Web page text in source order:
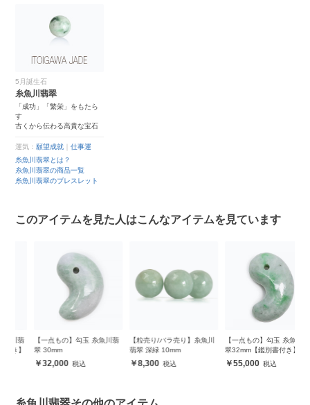
5月誕生石
糸魚川翡翠
「成功」「繁栄」をもたら
す
古くから伝わる高貴な宝石
運気： 願望成就 ｜仕事運
糸魚川翡翠とは？
糸魚川翡翠の商品一覧
糸魚川翡翠のブレスレット
このアイテムを見た人はこんなアイテムを見ています
【一点もの】勾玉 糸魚川翡
翠 30mm
32,000
【粒売り/バラ売り】糸魚川
翡翠 深緑 10mm
8,300
【一点もの】勾玉 糸魚川翡
翠32mm【鑑別書付き】
55,000